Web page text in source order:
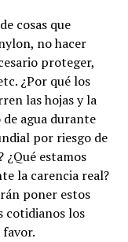
cosas que
no hacer
proteger,
¿Por qué los
las hojas y la
agua durante
por riesgo de
¿Qué estamos
la carencia real?
poner estos
cotidianos los